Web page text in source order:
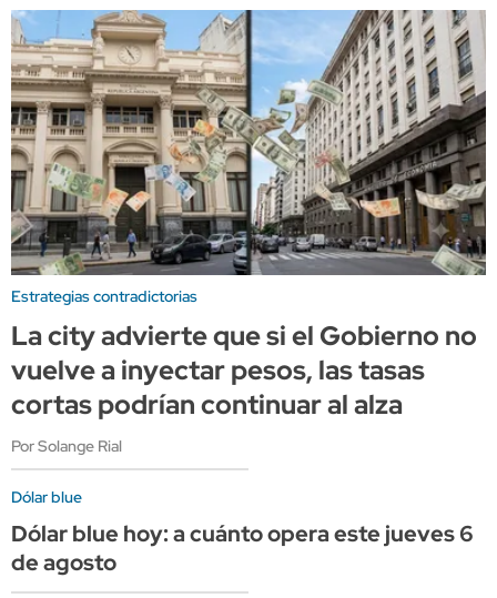
Estrategias contradictorias
La city advierte que si el Gobierno no
vuelve a inyectar pesos, las tasas
cortas podrían continuar al alza
Por Solange Rial
Dólar blue
Dólar blue hoy: a cuánto opera este jueves 6
de agosto